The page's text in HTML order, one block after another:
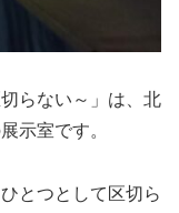
らない～」は、北
示室です。
とつとして区切ら